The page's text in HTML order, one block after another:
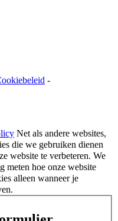
-
Net als andere websites,
die we gebruiken dienen
website te verbeteren. We
meten hoe onze website
alleen wanneer je